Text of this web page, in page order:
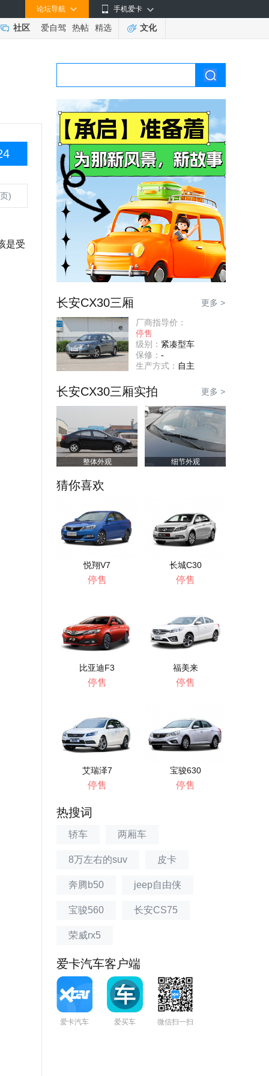
手机爱卡
论坛导航
社区 爱自驾 热帖 精选 文化
)
是受
长安CX30三厢 更多 >
厂商指导价：
停售
级别： 紧凑型车
保修： -
生产方式： 自主
长安CX30三厢实拍 更多 >
整体外观 细节外观
猜你喜欢
悦翔V7
停售
长城C30
停售
比亚迪F3
停售
福美来
停售
艾瑞泽7
停售
宝骏630
停售
热搜词
轿车 两厢车
8万左右的suv 皮卡
奔腾b50 jeep自由侠
宝骏560 长安CS75
荣威rx5
爱卡汽车客户端
爱卡汽车 爱买车 微信扫一扫